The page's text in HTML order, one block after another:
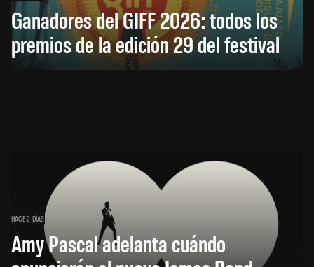
Ganadores del GIFF 2026: todos los
premios de la edición 29 del festival
HACE 2 DÍAS
Amy Pascal adelanta cuándo